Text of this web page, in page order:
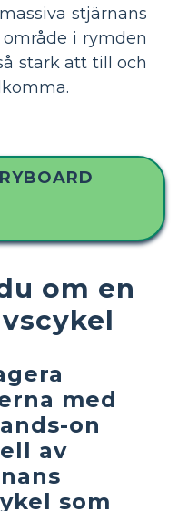
stjärnans
i rymden
stark att till och
om en
med
on
av
som